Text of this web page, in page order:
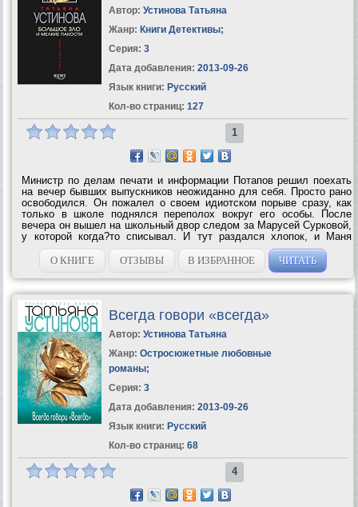
Автор: Устинова Татьяна
Жанр: Книги Детективы;
Серия: 3
Дата добавления: 2013-09-26
Язык книги: Русский
Кол-во страниц: 127
1
Министр по делам печати и информации Потапов решил поехать
на вечер бывших выпускников неожиданно для себя. Просто рано
освободился. Он пожалел о своем идиотском порыве сразу, как
только в школе поднялся переполох вокруг его особы. После
вечера он вышел на школьный двор следом за Марусей Сурковой,
у которой когда?то списывал. И тут раздался хлопок, и Маня
упала. Потапов подхватил ее из лужи крови и, не слыша криков
охранника, повез в...
О КНИГЕ ОТЗЫВЫ В ИЗБРАННОЕ ЧИТАТЬ
Всегда говори «всегда»
Автор: Устинова Татьяна
Жанр: Остросюжетные любовные
романы;
Серия: 3
Дата добавления: 2013-09-26
Язык книги: Русский
Кол-во страниц: 68
4